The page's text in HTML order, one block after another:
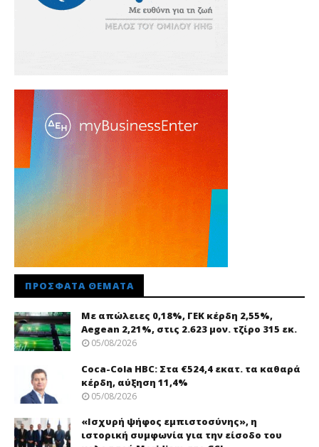
ΠΡΌΣΦΑΤΑ ΘΈΜΑΤΑ
Με απώλειες 0,18%, ΓΕΚ κέρδη 2,55%,
Aegean 2,21%, στις 2.623 μον. τζίρο 315 εκ.
05/08/2026
Coca-Cola HBC: Στα €524,4 εκατ. τα καθαρά
κέρδη, αύξηση 11,4%
05/08/2026
«Ισχυρή ψήφος εμπιστοσύνης», η
ιστορική συμφωνία για την είσοδο του